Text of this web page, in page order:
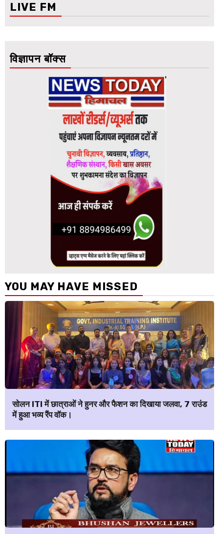
LIVE FM
विज्ञापन बॉक्स
YOU MAY HAVE MISSED
सोलन ITI में छात्राओं ने हुनर और फैशन का दिखाया जलवा, 7 राउंड
में हुआ भव्य रैंप वॉक।